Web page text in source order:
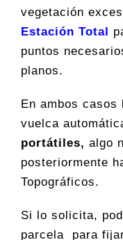
vegetación
Estación Total
puntos
planos.
En ambos casos
vuelca
portátiles, algo
posteriormente
Topográficos.
Si lo solicita,
parcela para